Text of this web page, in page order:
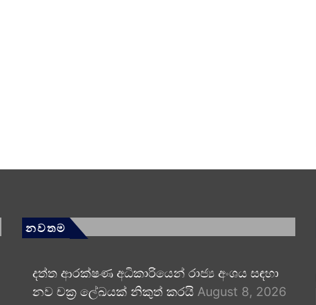
නවතම
දත්ත ආරක්ෂණ අධිකාරියෙන් රාජ්‍ය අංශය සඳහා
නව චක්‍ර ලේඛයක් නිකුත් කරයි August 8, 2026